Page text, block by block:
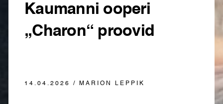
Kaumanni ooperi
„Charon“ proovid
14.04.2026 / MARION LEPPIK